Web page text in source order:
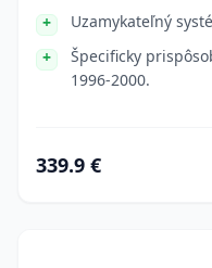
Uzamykateľný
Špecificky
1996-2000.
339.9 €